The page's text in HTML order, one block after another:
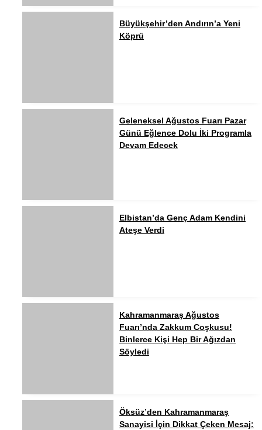
Büyükşehir’den Andırın’a Yeni
Köprü
Geleneksel Ağustos Fuarı Pazar
Günü Eğlence Dolu İki Programla
Devam Edecek
Elbistan’da Genç Adam Kendini
Ateşe Verdi
Kahramanmaraş Ağustos
Fuarı’nda Zakkum Coşkusu!
Binlerce Kişi Hep Bir Ağızdan
Söyledi
Öksüz’den Kahramanmaraş
Sanayisi İçin Dikkat Çeken Mesaj: